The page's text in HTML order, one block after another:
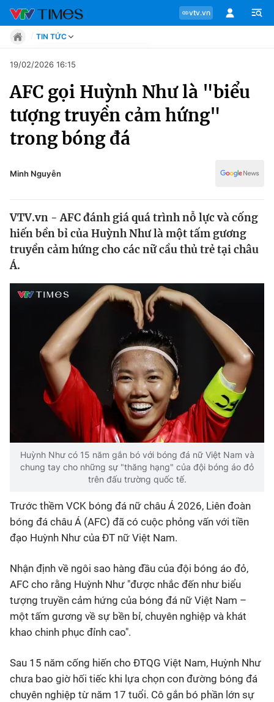
vtv.vn
Chuyên mục
Tin tức
Chân dung
Sự kiện
Bóng đá
Thể thao Điện tử
Các môn khác
Bên lề
TIN TỨC
Move
Phong cách
Chân dung
Sự kiện
Bóng đá
Thể thao điện tử
Video
19/02/2026 16:15
AFC gọi Huỳnh Như là "biểu
tượng truyền cảm hứng"
trong bóng đá
Minh Nguyễn
VTV.vn - AFC đánh giá quá trình nỗ lực và cống
hiến bền bỉ của Huỳnh Như là một tấm gương
truyền cảm hứng cho các nữ cầu thủ trẻ tại châu
Á.
Huỳnh Như có 15 năm gắn bó với bóng đá nữ Việt Nam và
chung tay cho những sự "thăng hạng" của đội bóng áo đỏ
trên đấu trường quốc tế.
Trước thềm VCK bóng đá nữ châu Á 2026, Liên đoàn
bóng đá châu Á (AFC) đã có cuộc phỏng vấn với tiền
đạo Huỳnh Như của ĐT nữ Việt Nam.
Nhận định về ngôi sao hàng đầu của đội bóng áo đỏ,
AFC cho rằng Huỳnh Như "được nhắc đến như biểu
tượng truyền cảm hứng của bóng đá nữ Việt Nam –
một tấm gương về sự bền bỉ, chuyên nghiệp và khát
khao chinh phục đỉnh cao".
Sau 15 năm cống hiến cho ĐTQG Việt Nam, Huỳnh Như
chưa bao giờ hối tiếc khi lựa chọn con đường bóng đá
chuyên nghiệp từ năm 17 tuổi. Cô gắn bó phần lớn sự